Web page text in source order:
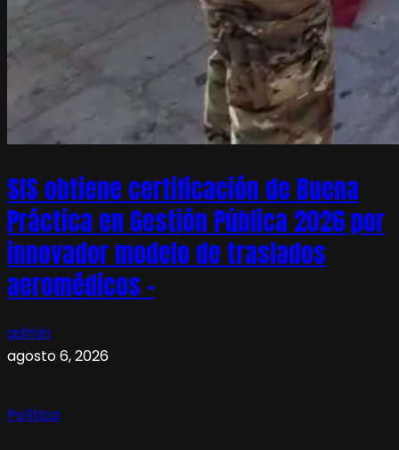
SIS obtiene certificación de Buena
Práctica en Gestión Pública 2026 por
innovador modelo de traslados
aeromédicos –
admin
agosto 6, 2026
Política